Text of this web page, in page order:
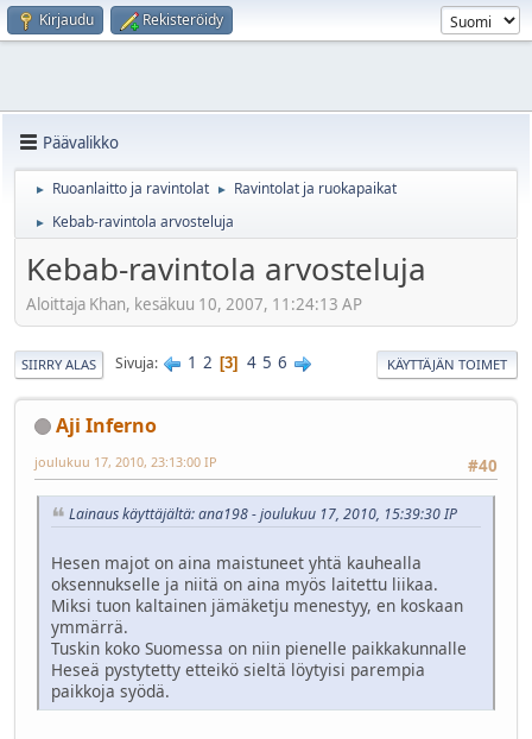
Kirjaudu Rekisteröidy
Päävalikko
► Ruoanlaitto ja ravintolat ► Ravintolat ja ruokapaikat
► Kebab-ravintola arvosteluja
Kebab-ravintola arvosteluja
Aloittaja Khan, kesäkuu 10, 2007, 11:24:13 AP
SIIRRY ALAS Sivuja 1 2 3 4 5 6 KÄYTTÄJÄN TOIMET
Aji Inferno
#40
joulukuu 17, 2010, 23:13:00 IP
Lainaus käyttäjältä: ana198 - joulukuu 17, 2010, 15:39:30 IP
Hesen majot on aina maistuneet yhtä kauhealla
oksennukselle ja niitä on aina myös laitettu liikaa.
Miksi tuon kaltainen jämäketju menestyy, en koskaan
ymmärrä.
Tuskin koko Suomessa on niin pienelle paikkakunnalle
Heseä pystytetty etteikö sieltä löytyisi parempia
paikkoja syödä.